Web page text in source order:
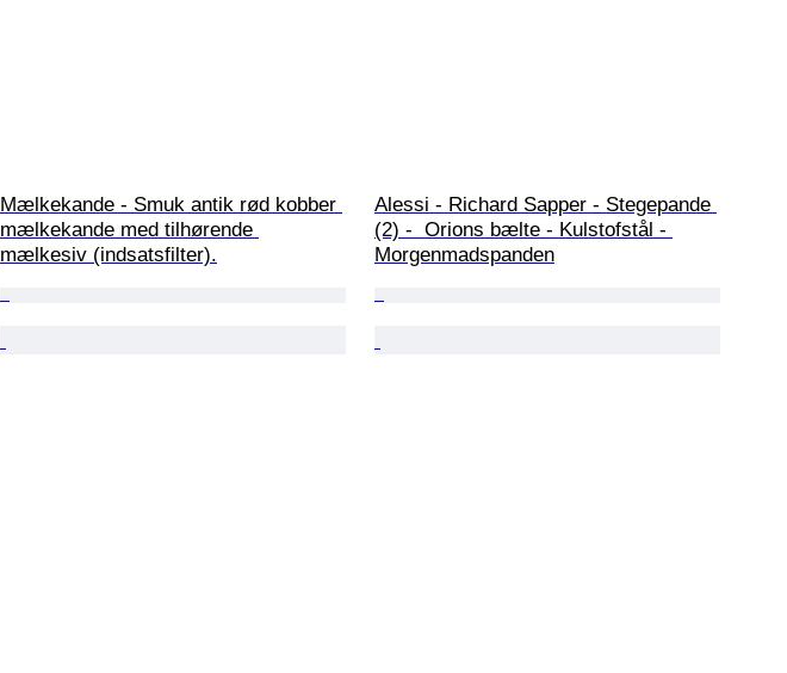
Mælkekande - Smuk antik rød kobber
mælkekande med tilhørende
mælkesiv (indsatsfilter).
Alessi - Richard Sapper - Stegepande
(2) -  Orions bælte - Kulstofstål -
Morgenmadspanden